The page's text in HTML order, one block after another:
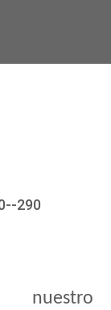
nuestro